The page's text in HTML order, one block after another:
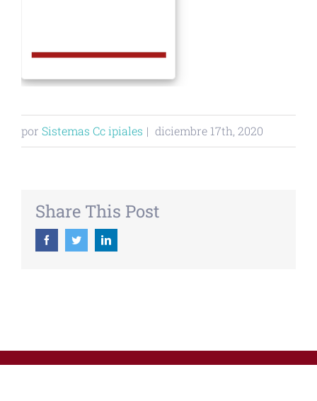
por Sistemas Cc ipiales | diciembre 17th, 2020
Share This Post
FacebookTwitterLinkedin